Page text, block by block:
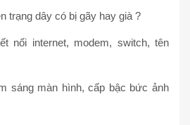
trạng dây có bị gãy hay già ?
nối internet, modem, switch, tên
sáng màn hình, cấp bậc bức ảnh